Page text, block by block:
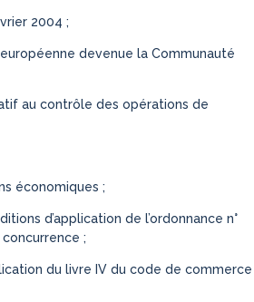
2004 ;
devenue la Communauté
au contrôle des opérations de
économiques ;
d’application de l’ordonnance n°
;
du livre IV du code de commerce